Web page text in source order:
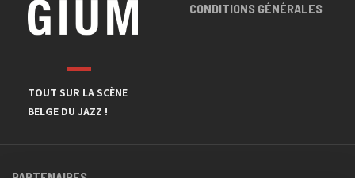
TOUT SUR LA SCÈNE
BELGE DU JAZZ !
CONDITIONS GÉNÉRALES
PARTENAIRES